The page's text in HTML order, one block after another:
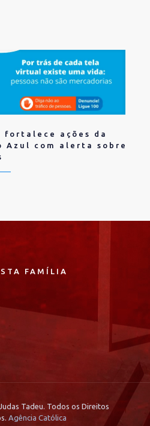
fortalece ações da
Azul com alerta sobre
FAMÍLIA
Tadeu. Todos os Direitos
Agência Católica